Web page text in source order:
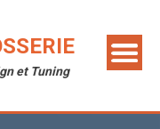
et Tuning